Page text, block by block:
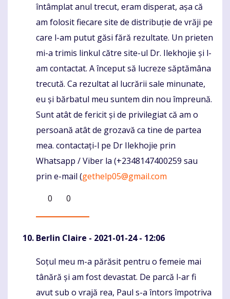
întâmplat anul trecut, eram disperat, așa că
am folosit fiecare site de distribuție de vrăji pe
care l-am putut găsi fără rezultate. Un prieten
mi-a trimis linkul către site-ul Dr. Ilekhojie și l-
am contactat. A început să lucreze săptămâna
trecută. Ca rezultat al lucrării sale minunate,
eu și bărbatul meu suntem din nou împreună.
Sunt atât de fericit și de privilegiat că am o
persoană atât de grozavă ca tine de partea
mea. contactați-l pe Dr Ilekhojie prin
Whatsapp / Viber la (+2348147400259 sau
prin e-mail (gethelp05@gmail.com
0
0
Berlin Claire - 2021-01-24 - 12:06
Komentaras
Soțul meu m-a părăsit pentru o femeie mai
tânără și am fost devastat. De parcă l-ar fi
avut sub o vrajă rea, Paul s-a întors împotriva